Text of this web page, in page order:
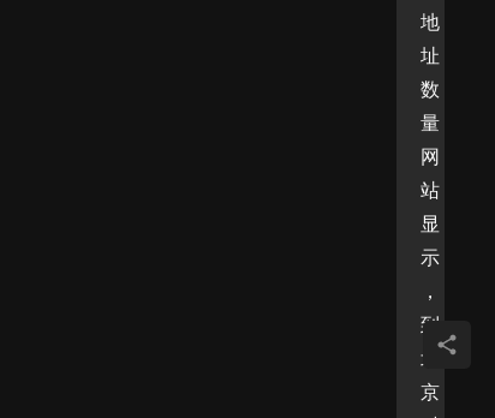
地
址
数
量
网
站
显
示
，
到
北
京